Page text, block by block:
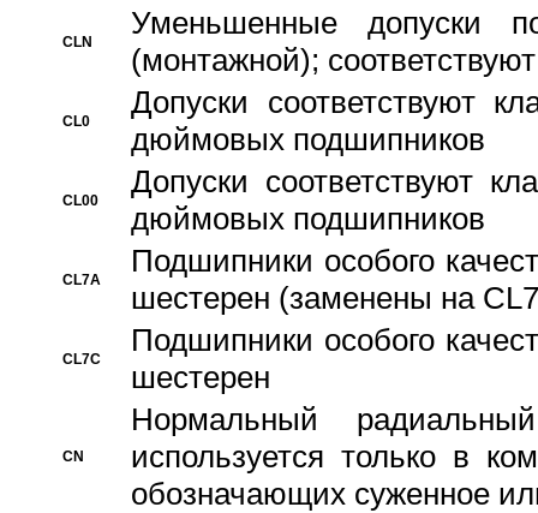
CLN
Уменьшенные
(монтажной);
CL0
Допуски соответствуют
дюймовых подшипников
CL00
Допуски соответствуют
дюймовых подшипников
CL7A
Подшипники особого
шестерен (заменены на
CL7C
Подшипники особого
шестерен
CN
Hормальный
используется только в
обозначающих суженное